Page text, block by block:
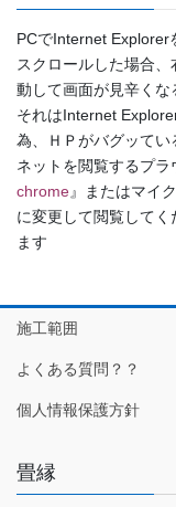
PCでInternet Explorer
スクロールした場合
動して画面が見辛くな
それはInternet
為、ＨＰがバグッてい
ネットを閲覧するプ
chrome』またはマイ
に変更して閲覧して
ます
施工範囲
よくある質問？？
個人情報保護方針
畳縁